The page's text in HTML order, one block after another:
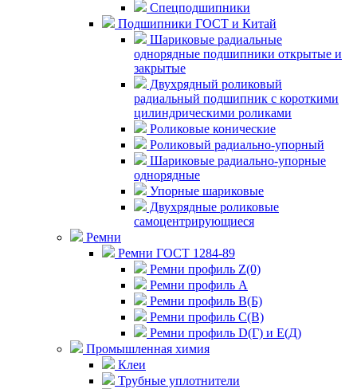
Спецподшипники
Подшипники ГОСТ и Китай
Шариковые радиальные
однорядные подшипники открытые и
закрытые
Двухрядный роликовый
радиальный подшипник с короткими
цилиндрическими роликами
Роликовые конические
Роликовый радиально-упорный
Шариковые радиально-упорные
однорядные
Упорные шариковые
Двухрядные роликовые
самоцентрирующиеся
Ремни
Ремни ГОСТ 1284-89
Ремни профиль Z(0)
Ремни профиль А
Ремни профиль В(Б)
Ремни профиль С(В)
Ремни профиль D(Г) и E(Д)
Промышленная химия
Клеи
Трубные уплотнители